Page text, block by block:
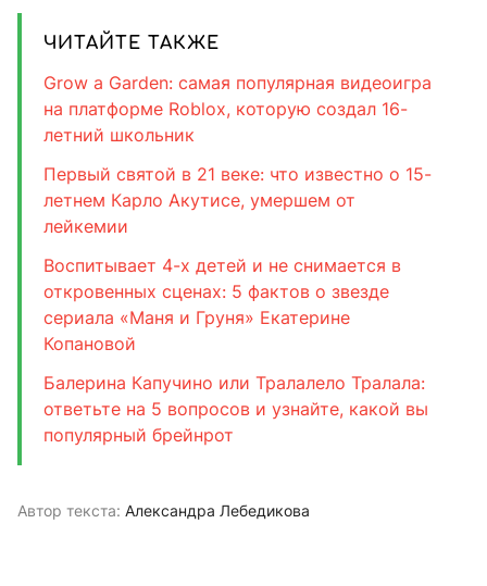
ЧИТАЙТЕ ТАКЖЕ
Grow a Garden: самая популярная видеоигра
на платформе Roblox, которую создал 16-
летний школьник
Первый святой в 21 веке: что известно о 15-
летнем Карло Акутисе, умершем от
лейкемии
Воспитывает 4-х детей и не снимается в
откровенных сценах: 5 фактов о звезде
сериала «Маня и Груня» Екатерине
Копановой
Балерина Капучино или Тралалело Тралала:
ответьте на 5 вопросов и узнайте, какой вы
популярный брейнрот
Автор текста: Александра Лебедикова